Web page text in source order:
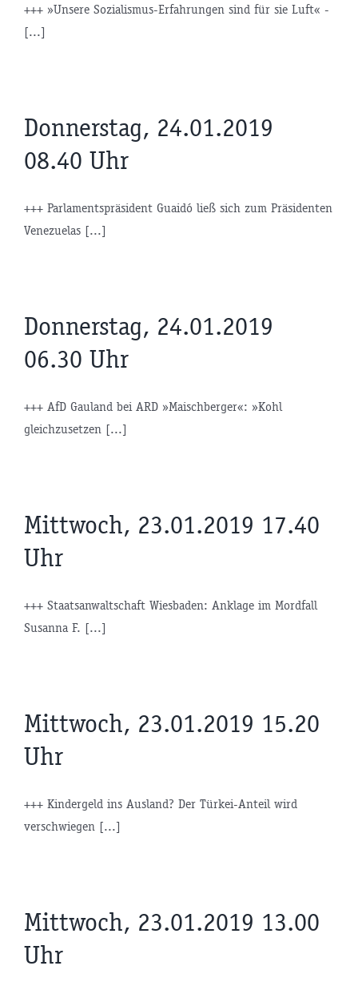
+++ »Unsere Sozialismus-Erfahrungen sind für sie Luft« -
[...]
Donnerstag, 24.01.2019
08.40 Uhr
+++ Parlamentspräsident Guaidó ließ sich zum Präsidenten
Venezuelas [...]
Donnerstag, 24.01.2019
06.30 Uhr
+++ AfD Gauland bei ARD »Maischberger«: »Kohl
gleichzusetzen [...]
Mittwoch, 23.01.2019 17.40
Uhr
+++ Staatsanwaltschaft Wiesbaden: Anklage im Mordfall
Susanna F. [...]
Mittwoch, 23.01.2019 15.20
Uhr
+++ Kindergeld ins Ausland? Der Türkei-Anteil wird
verschwiegen [...]
Mittwoch, 23.01.2019 13.00
Uhr